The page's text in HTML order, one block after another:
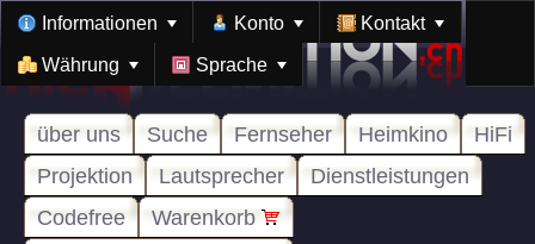
Informationen Konto Kontakt
Währung Sprache
über uns Suche Fernseher Heimkino
HiFi
Projektion
Lautsprecher
Dienstleistungen
Codefree
Warenkorb